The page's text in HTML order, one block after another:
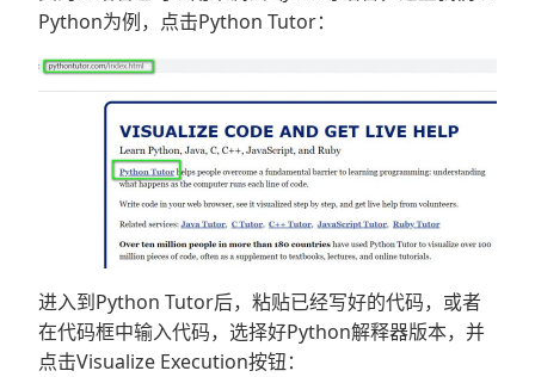
Python为例，点击Python Tutor：
进入到Python Tutor后，粘贴已经写好的代码，或者
在代码框中输入代码，选择好Python解释器版本，并
点击Visualize Execution按钮：